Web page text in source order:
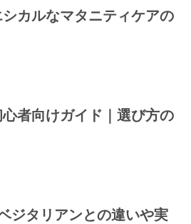
カルなマタニティケアの
者向けガイド｜選び方の
ジタリアンとの違いや実